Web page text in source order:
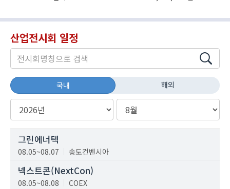
산업전시회 일정
국내 해외
그린에너텍
08.05~08.07 송도컨벤시아
넥스트콘(NextCon)
08.05~08.08 COEX